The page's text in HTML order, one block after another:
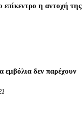
η αντοχή της
δεν παρέχουν